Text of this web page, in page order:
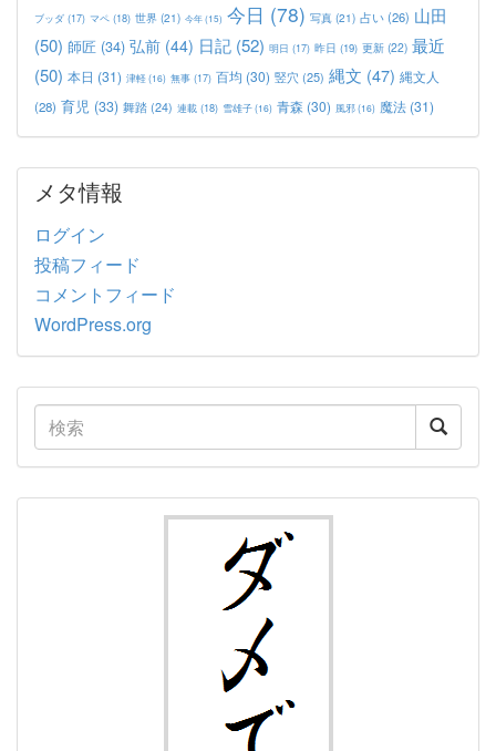
ブッダ (17) マペ (18) 世界 (21) 今年(15) 今日 (78) 写真 (21) 占い(26) 山田
(50) 師匠 (34) 弘前 (44) 日記 (52) 明日 (17) 昨日 (19) 更新 (22) 最近
(50) 本日 (31) 津軽(16) 無事 (17) 百均 (30) 竪穴 (25) 縄文 (47) 縄文人
(28) 育児 (33) 舞踏 (24) 連載 (18) 雪雄子(16) 青森 (30) 風邪(16) 魔法 (31)
メタ情報
ログイン
投稿フィード
コメントフィード
WordPress.org